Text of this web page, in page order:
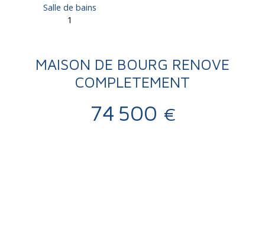
Salle de bains
1
MAISON DE BOURG RENOVE
COMPLETEMENT
74 500 €